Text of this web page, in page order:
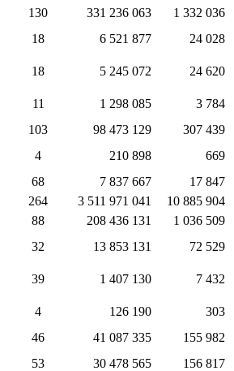
130 331 236 063
1 332 036
18 6 521 877 24 028
18 5 245 072 24 620
11 1 298 085
3 784
103 98 473 129
307 439
4 210 898
669
68 7 837 667
17 847
264 3 511 971 041
10 885 904
88 208 436 131
1 036 509
32 13 853 131 72 529
39 1 407 130 7 432
4 126 190
303
46 41 087 335
155 982
53 30 478 565 156 817